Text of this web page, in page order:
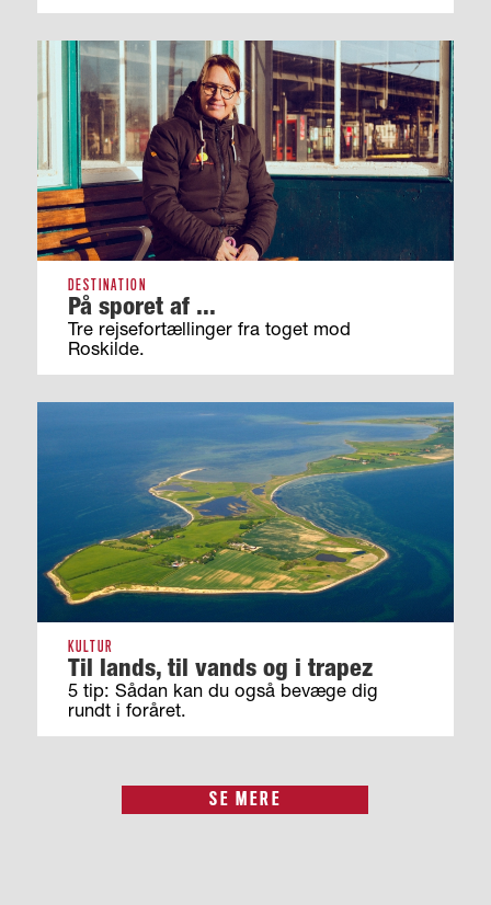
DESTINATION
På sporet af ...
Tre rejsefortællinger fra toget mod
Roskilde.
KULTUR
Til lands, til vands og i trapez
5 tip: Sådan kan du også bevæge dig
rundt i foråret.
SE MERE